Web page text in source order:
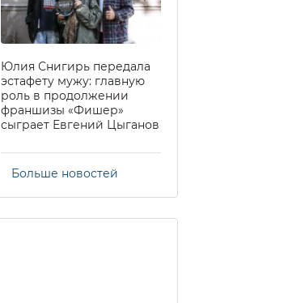
Юлия Снигирь передала
эстафету мужу: главную
роль в продолжении
франшизы «Фишер»
сыграет Евгений Цыганов
Больше новостей